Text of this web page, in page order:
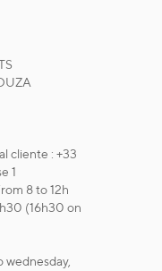
cliente : +33
1
8 to 12h
(16h30 on
wednesday,